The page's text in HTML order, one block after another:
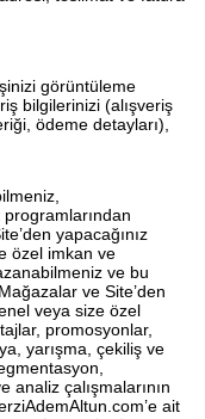
görüntüleme
bilgilerinizi (alışveriş
ödeme detayları),
yapacağınız
özel imkan ve
ve bu
ve Site’den
veya size özel
promosyonlar,
yarışma, çekiliş ve
çalışmalarının
ait